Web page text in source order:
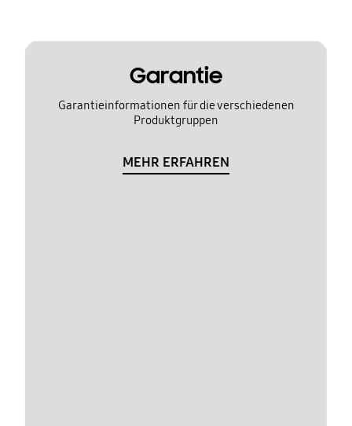
Garantie
Garantieinformationen für die verschiedenen
Produktgruppen
MEHR ERFAHREN